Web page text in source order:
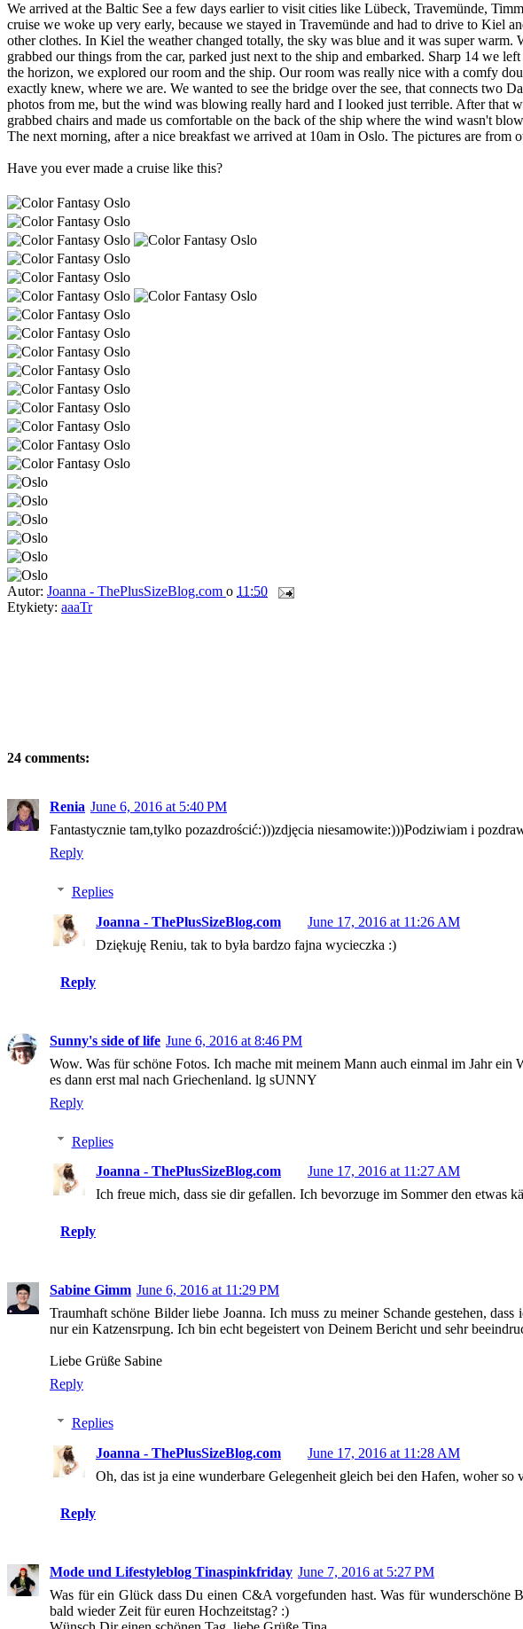
We arrived at the Baltic See a few days earlier to visit cities like Lübeck, Travemünde,
cruise we woke up very early, because we stayed in Travemünde and had to drive to Kiel
other clothes. In Kiel the weather changed totally, the sky was blue and it was super
grabbed our things from the car, parked just next to the ship and embarked. Sharp 14 we
the horizon, we explored our room and the ship. Our room was really nice with a comfy
exactly knew, where we are. We wanted to see the bridge over the see, that connects two
photos from me, but the wind was blowing really hard and I looked just terrible. After that
grabbed chairs and made us comfortable on the back of the ship where the wind wasn't
The next morning, after a nice breakfast we arrived at 10am in Oslo. The pictures are from
Have you ever made a cruise like this?
Autor: Joanna - ThePlusSizeBlog.com o 11:50
Etykiety: aaaTr
24 comments:
Renia June 6, 2016 at 5:40 PM
Fantastycznie tam,tylko pozazdrościć:)))zdjęcia niesamowite:)))Podziwiam i
Reply
Replies
Joanna - ThePlusSizeBlog.com
June 17, 2016 at 11:26 AM
Dziękuję Reniu, tak to była bardzo fajna wycieczka :)
Reply
Sunny's side of life June 6, 2016 at 8:46 PM
Wow. Was für schöne Fotos. Ich mache mit meinem Mann auch einmal im Jahr
es dann erst mal nach Griechenland. lg sUNNY
Reply
Replies
Joanna - ThePlusSizeBlog.com
June 17, 2016 at 11:27 AM
Ich freue mich, dass sie dir gefallen. Ich bevorzuge im Sommer den etwas
Reply
Sabine Gimm June 6, 2016 at 11:29 PM
Traumhaft schöne Bilder liebe Joanna. Ich muss zu meiner Schande gestehen,
nur ein Katzensrpung. Ich bin echt begeistert von Deinem Bericht und sehr
Liebe Grüße Sabine
Reply
Replies
Joanna - ThePlusSizeBlog.com
June 17, 2016 at 11:28 AM
Oh, das ist ja eine wunderbare Gelegenheit gleich bei den Hafen, woher
Reply
Mode und Lifestyleblog Tinaspinkfriday June 7, 2016 at 5:27 PM
Was für ein Glück dass Du einen C&A vorgefunden hast. Was für
bald wieder Zeit für euren Hochzeitstag? :)